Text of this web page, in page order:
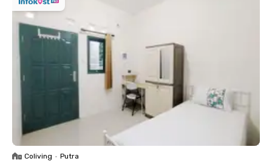
Coliving • Putra